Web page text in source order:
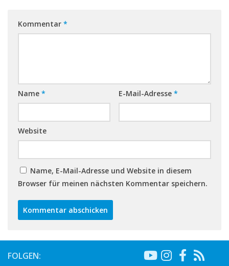
Kommentar *
Name * E-Mail-Adresse *
Website
Name, E-Mail-Adresse und Website in diesem
Browser für meinen nächsten Kommentar speichern.
FOLGEN: